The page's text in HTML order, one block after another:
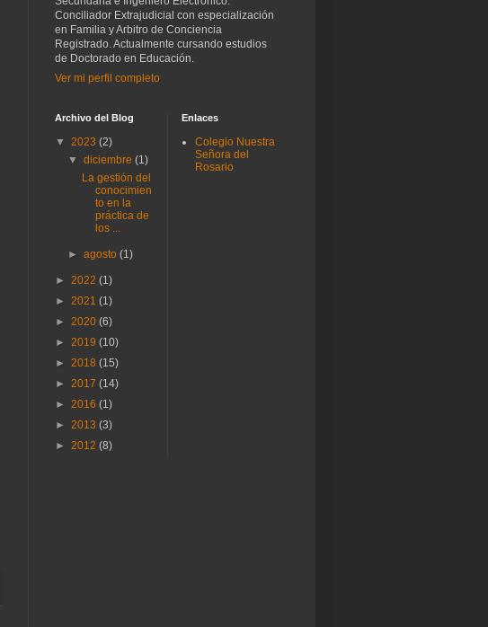
Conciliador Extrajudicial con especialización
en Familia y Arbitro de Conciencia
Registrado. Actualmente cursando estudios
de Doctorado en Educación.
Ver mi perfil completo
Archivo del Blog
▼ 2023 (2)
▼diciembre(1)
La gestión del
conocimien
to en la
práctica de
los ...
►agosto(1)
► 2022 (1)
► 2021 (1)
► 2020 (6)
► 2019 (10)
► 2018 (15)
► 2017 (14)
► 2016 (1)
► 2013 (3)
► 2012 (8)
Enlaces
Colegio Nuestra
Señora del
Rosario